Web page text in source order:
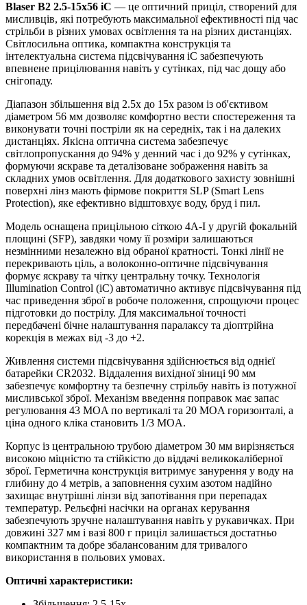
Blaser B2 2.5-15x56 iC — це оптичний приціл, створений для
мисливців, які потребують максимальної ефективності під час
стрільби в різних умовах освітлення та на різних дистанціях.
Світлосильна оптика, компактна конструкція та
інтелектуальна система підсвічування iC забезпечують
впевнене прицілювання навіть у сутінках, під час дощу або
снігопаду.
Діапазон збільшення від 2.5x до 15x разом із об'єктивом
діаметром 56 мм дозволяє комфортно вести спостереження та
виконувати точні постріли як на середніх, так і на далеких
дистанціях. Якісна оптична система забезпечує
світлопропускання до 94% у денний час і до 92% у сутінках,
формуючи яскраве та деталізоване зображення навіть за
складних умов освітлення. Для додаткового захисту зовнішні
поверхні лінз мають фірмове покриття SLP (Smart Lens
Protection), яке ефективно відштовхує воду, бруд і пил.
Модель оснащена прицільною сіткою 4A-I у другій фокальній
площині (SFP), завдяки чому її розміри залишаються
незмінними незалежно від обраної кратності. Тонкі лінії не
перекривають ціль, а волоконно-оптичне підсвічування
формує яскраву та чітку центральну точку. Технологія
Illumination Control (iC) автоматично активує підсвічування під
час приведення зброї в робоче положення, спрощуючи процес
підготовки до пострілу. Для максимальної точності
передбачені бічне налаштування паралаксу та діоптрійна
корекція в межах від -3 до +2.
Живлення системи підсвічування здійснюється від однієї
батарейки CR2032. Віддалення вихідної зіниці 90 мм
забезпечує комфортну та безпечну стрільбу навіть із потужної
мисливської зброї. Механізм введення поправок має запас
регулювання 43 MOA по вертикалі та 20 MOA горизонталі, а
ціна одного кліка становить 1/3 MOA.
Корпус із центральною трубою діаметром 30 мм вирізняється
високою міцністю та стійкістю до віддачі великокаліберної
зброї. Герметична конструкція витримує занурення у воду на
глибину до 4 метрів, а заповнення сухим азотом надійно
захищає внутрішні лінзи від запотівання при перепадах
температур. Рельєфні насічки на органах керування
забезпечують зручне налаштування навіть у рукавичках. При
довжині 327 мм і вазі 800 г приціл залишається достатньо
компактним та добре збалансованим для тривалого
використання в польових умовах.
Оптичні характеристики: